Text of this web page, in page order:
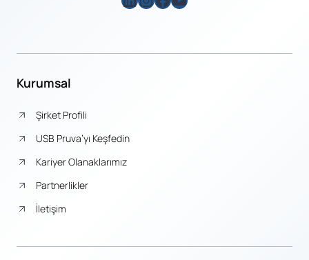
Kurumsal
Şirket Profili
USB Pruva’yı Keşfedin
Kariyer Olanaklarımız
Partnerlikler
İletişim